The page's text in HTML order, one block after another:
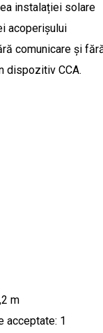
instalației solare
acoperișului
comunicare și
dispozitiv CCA.
m
acceptate: 1